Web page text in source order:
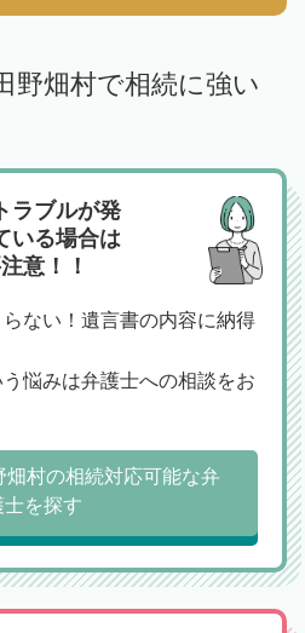
野畑村で相続に強い
ラブルが発
いる場合は
意！！
ない！遺言書の内容に納得
悩みは弁護士への相談をお
畑村の相続対応可能な弁
士を探す